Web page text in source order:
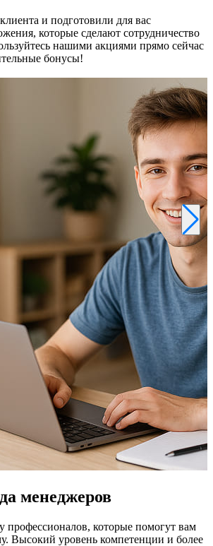
и подготовили для вас
которые сделают сотрудничество
нашими акциями прямо сейчас
бонусы!
менеджеров
профессионалов, которые помогут вам
Высокий уровень компетенции и более